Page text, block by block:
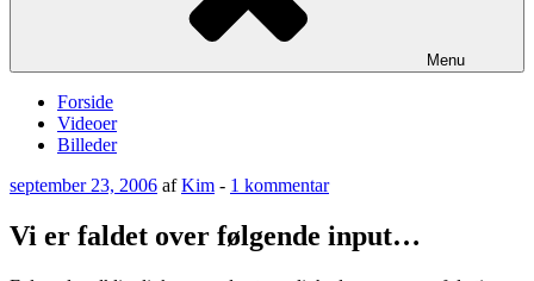
Menu
Forside
Videoer
Billeder
Udgivet
september 23, 2006 afKim - 1 kommentartil
er
faldet
Vi er faldet over følgende input…